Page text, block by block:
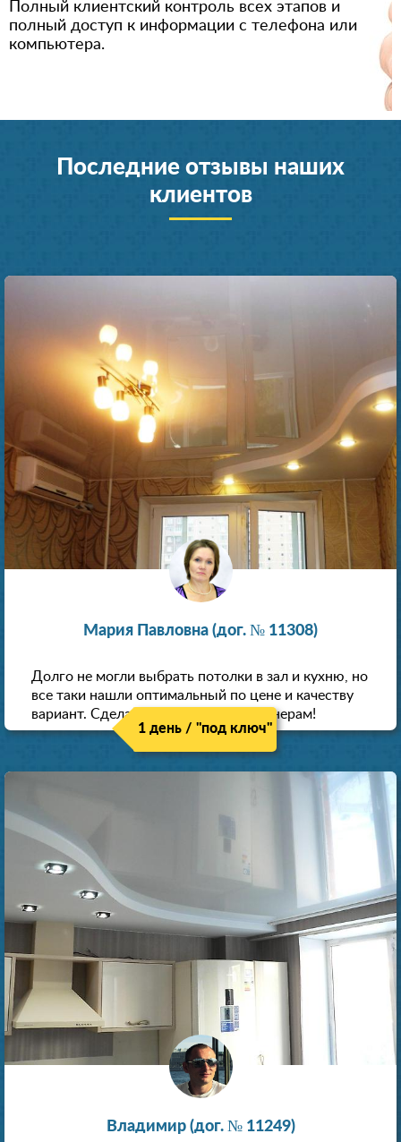
Полный клиентский контроль всех этапов и
полный доступ к информации с телефона или
компьютера.
Последние отзывы наших
клиентов
Мария Павловна (дог. № 11308)
Долго не могли выбрать потолки в зал и кухню, но
все таки нашли оптимальный по цене и качеству
вариант. Сделали скидку как пенсионерам!
1 день / "под ключ"
Владимир (дог. № 11249)